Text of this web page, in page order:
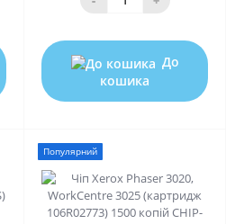
До
кошика
Популярний